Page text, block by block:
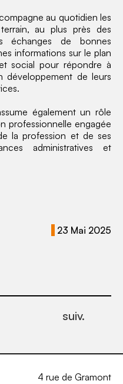
au quotidien les
au plus près des
échanges de bonnes
informations sur le plan
social pour répondre à
développement de leurs
également un rôle
professionnelle engagée
la profession et de ses
administratives et
23 Mai 2025
suiv.
4 rue de Gramont